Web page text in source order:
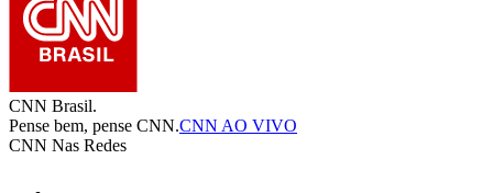
CNN Brasil.
Pense bem, pense CNN.CNN AO VIVO
CNN Nas Redes